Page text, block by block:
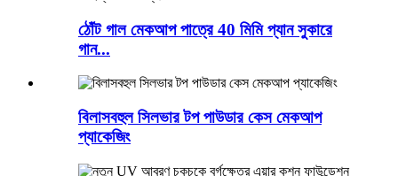
ঠোঁট গাল মেকআপ পাত্রে 40 মিমি প্যান সুকারে
গান...
বিলাসবহুল সিলভার টপ পাউডার কেস মেকআপ
প্যাকেজিং